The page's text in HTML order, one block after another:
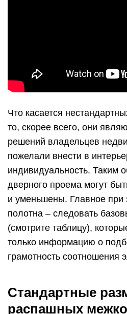
Что касается
то, скорее всего, они
решений владельцев
пожелали внести в
индивидуальность. Таким
дверного проема могут
и уменьшены. Главное при
полотна – следовать
(смотрите таблицу),
только информацию о
грамотность соотношения
Стандартные
распашных